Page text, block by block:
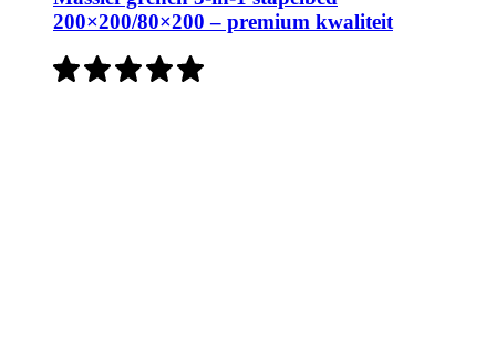
200×200/80×200 – premium kwaliteit